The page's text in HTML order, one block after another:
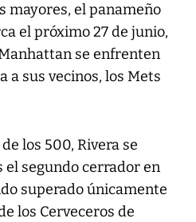
mayores, el panameño
el próximo 27 de junio,
se enfrenten
sus vecinos, los Mets
los 500, Rivera se
segundo cerrador en
superado únicamente
los Cerveceros de